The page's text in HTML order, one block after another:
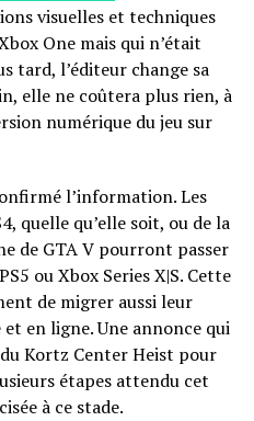
visuelles et techniques
One mais qui n’était
tard, l’éditeur change sa
elle ne coûtera plus rien, à
numérique du jeu sur
l’information. Les
quelle qu’elle soit, ou de la
de GTA V pourront passer
ou Xbox Series X|S. Cette
de migrer aussi leur
en ligne. Une annonce qui
Kortz Center Heist pour
étapes attendu cet
à ce stade.